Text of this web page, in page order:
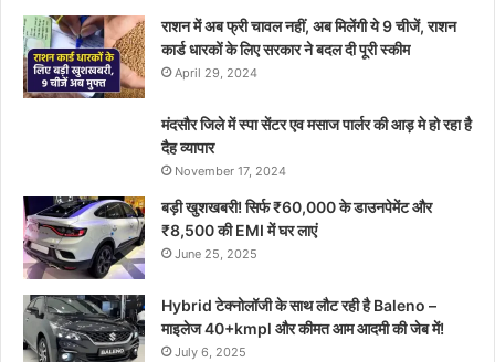
राशन में अब फ्री चावल नहीं, अब मिलेंगी ये 9 चीजें, राशन
कार्ड धारकों के लिए सरकार ने बदल दी पूरी स्कीम
April 29, 2024
मंदसौर जिले में स्पा सेंटर एव मसाज पार्लर की आड़ मे हो रहा है
दैह व्यापार
November 17, 2024
बड़ी खुशखबरी! सिर्फ ₹60,000 के डाउनपेमेंट और
₹8,500 की EMI में घर लाएं
June 25, 2025
Hybrid टेक्नोलॉजी के साथ लौट रही है Baleno –
माइलेज 40+kmpl और कीमत आम आदमी की जेब में!
July 6, 2025